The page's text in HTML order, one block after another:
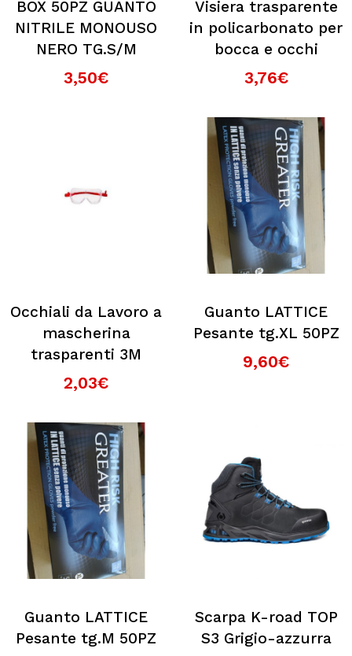
BOX 50PZ GUANTO
NITRILE MONOUSO
NERO TG.S/M
3,50€
Visiera trasparente
in policarbonato per
bocca e occhi
3,76€
Occhiali da Lavoro a
mascherina
trasparenti 3M
2,03€
Guanto LATTICE
Pesante tg.XL 50PZ
9,60€
Guanto LATTICE
Pesante tg.M 50PZ
Scarpa K-road TOP
S3 Grigio-azzurra